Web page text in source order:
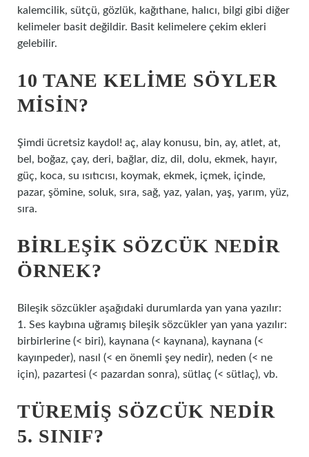
kalemcilik, sütçü, gözlük, kağıthane, halıcı, bilgi gibi diğer
kelimeler basit değildir. Basit kelimelere çekim ekleri
gelebilir.
10 TANE KELIME SÖYLER
MISIN?
Şimdi ücretsiz kaydol! aç, alay konusu, bin, ay, atlet, at,
bel, boğaz, çay, deri, bağlar, diz, dil, dolu, ekmek, hayır,
güç, koca, su ısıtıcısı, koymak, ekmek, içmek, içinde,
pazar, şömine, soluk, sıra, sağ, yaz, yalan, yaş, yarım, yüz,
sıra.
BIRLEŞIK SÖZCÜK NEDIR
ÖRNEK?
Bileşik sözcükler aşağıdaki durumlarda yan yana yazılır:
1. Ses kaybına uğramış bileşik sözcükler yan yana yazılır:
birbirlerine (< biri), kaynana (< kaynana), kaynana (<
kayınpeder), nasıl (< en önemli şey nedir), neden (< ne
için), pazartesi (< pazardan sonra), sütlaç (< sütlaç), vb.
TÜREMIŞ SÖZCÜK NEDIR
5. SINIF?